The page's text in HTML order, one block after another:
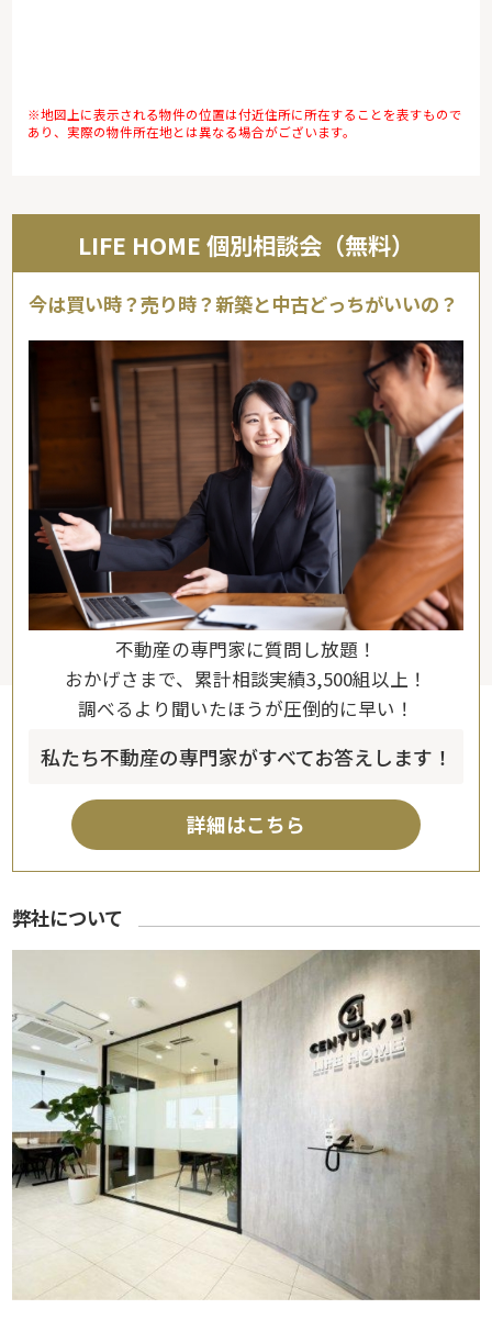
※地図上に表示される物件の位置は付近住所に所在することを表すもので
あり、実際の物件所在地とは異なる場合がございます。
LIFE HOME 個別相談会（無料）
今は買い時？売り時？新築と中古どっちがいいの？
不動産の専門家に質問し放題！
おかげさまで、累計相談実績3,500組以上！
調べるより聞いたほうが圧倒的に早い！
私たち不動産の専門家がすべてお答えします！
詳細はこちら
弊社について